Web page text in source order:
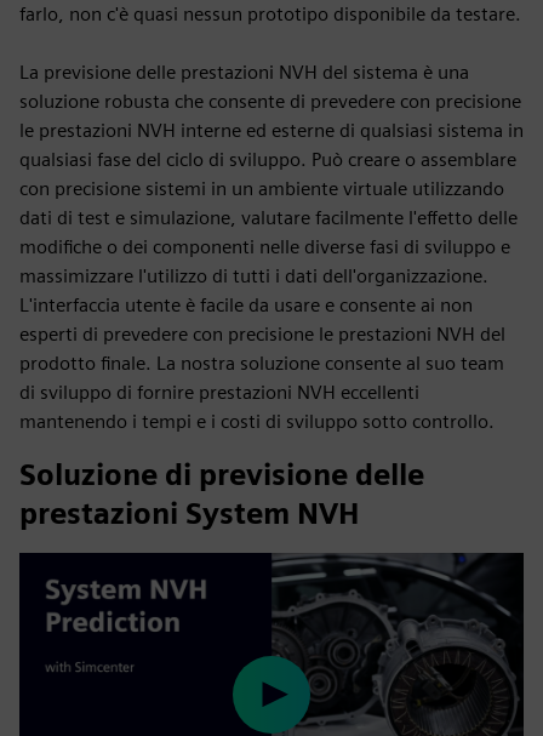
farlo, non c'è quasi nessun prototipo disponibile da testare.
La previsione delle prestazioni NVH del sistema è una
soluzione robusta che consente di prevedere con precisione
le prestazioni NVH interne ed esterne di qualsiasi sistema in
qualsiasi fase del ciclo di sviluppo. Può creare o assemblare
con precisione sistemi in un ambiente virtuale utilizzando
dati di test e simulazione, valutare facilmente l'effetto delle
modifiche o dei componenti nelle diverse fasi di sviluppo e
massimizzare l'utilizzo di tutti i dati dell'organizzazione.
L'interfaccia utente è facile da usare e consente ai non
esperti di prevedere con precisione le prestazioni NVH del
prodotto finale. La nostra soluzione consente al suo team
di sviluppo di fornire prestazioni NVH eccellenti
mantenendo i tempi e i costi di sviluppo sotto controllo.
Soluzione di previsione delle
prestazioni System NVH
Play